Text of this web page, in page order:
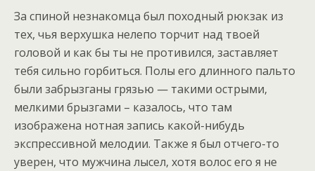
За спиной незнакомца был походный рюкзак из
тех, чья верхушка нелепо торчит над твоей
головой и как бы ты не противился, заставляет
тебя сильно горбиться. Полы его длинного пальто
были забрызганы грязью — такими острыми,
мелкими брызгами – казалось, что там
изображена нотная запись какой-нибудь
экспрессивной мелодии. Также я был отчего-то
уверен, что мужчина лысел, хотя волос его я не